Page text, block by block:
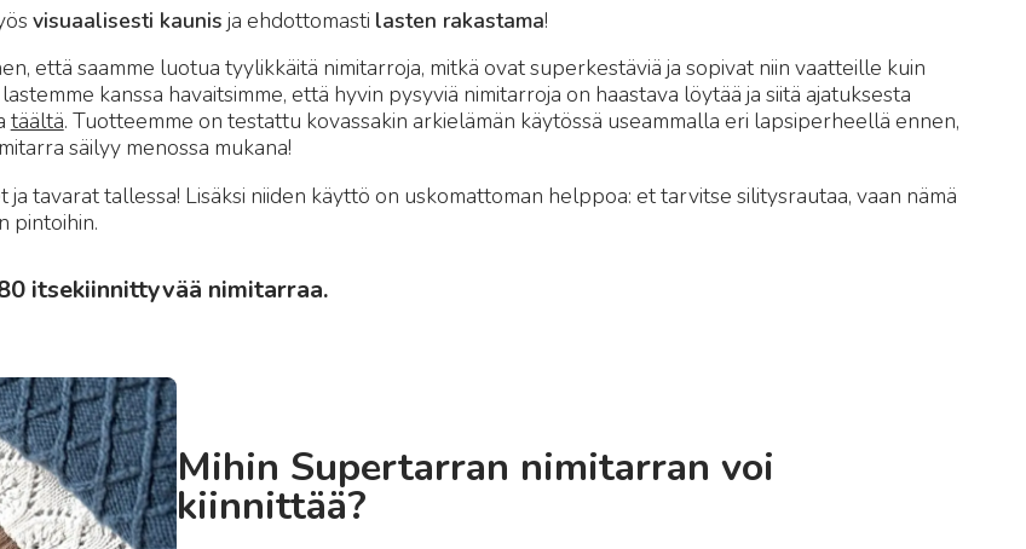
visuaalisesti kaunis ja ehdottomasti lasten rakastama!
että saamme luotua tyylikkäitä nimitarroja, mitkä ovat superkestäviä ja sopivat niin vaatteille kuin
kanssa havaitsimme, että hyvin pysyviä nimitarroja on haastava löytää ja siitä ajatuksesta
täältä. Tuotteemme on testattu kovassakin arkielämän käytössä useammalla eri lapsiperheellä ennen,
säilyy menossa mukana!
tavarat tallessa! Lisäksi niiden käyttö on uskomattoman helppoa: et tarvitse silitysrautaa, vaan nämä
pintoihin.
itsekiinnittyvää nimitarraa.
Mihin Supertarran nimitarran voi
kiinnittää?